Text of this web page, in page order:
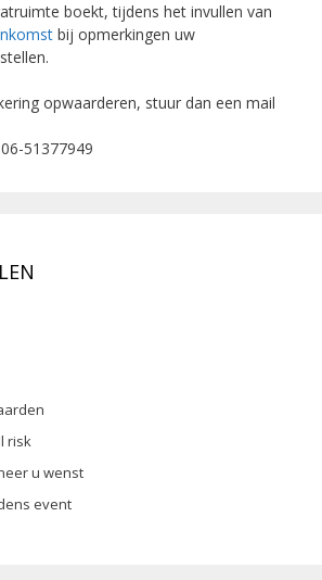
boekt, tijdens het invullen van
bij opmerkingen uw
opwaarderen, stuur dan een mail
51377949
risk
u wenst
event